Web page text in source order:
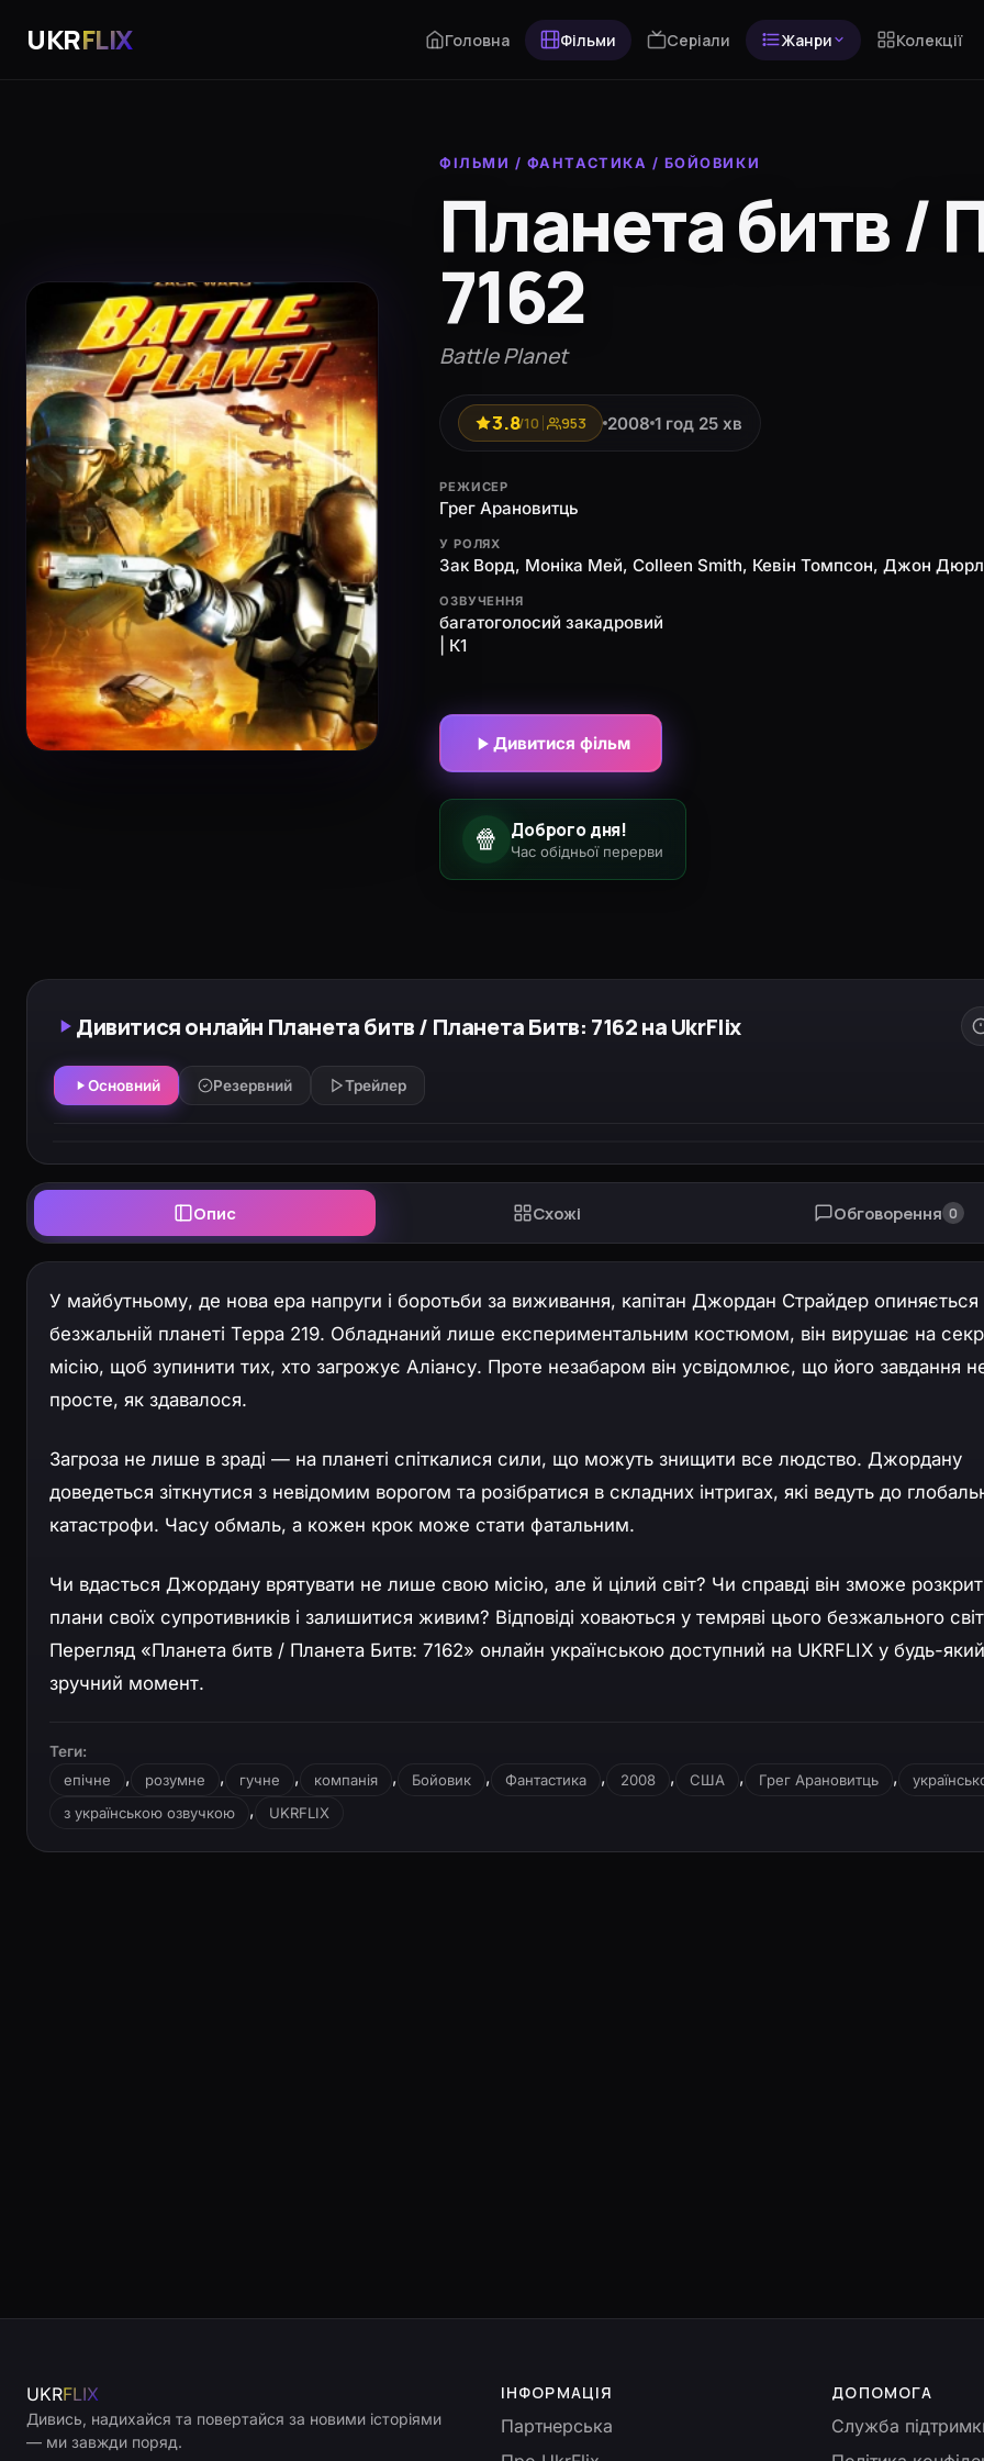
UKRFLIX Головна Фільми Серіали Жанри Колекції
ФІЛЬМИ / ФАНТАСТИКА / БОЙОВИКИ
Планета битв /
7162
Battle Planet
3.8/10 953 2008 1 год 25 хв
РЕЖИСЕР
Грег Арановитць
У РОЛЯХ
Зак Ворд, Моніка Мей, Colleen Smith, Кевін Томпсон, Джон
ОЗВУЧЕННЯ
багатоголосий закадровий
| К1
Дивитися фільм
🍿 Доброго дня!
Час обідньої перерви
Дивитися онлайн Планета битв / Планета Битв: 7162 на UkrFlix
Основний Резервний Трейлер
Опис Схожі Обговорення 0
У майбутньому, де нова ера напруги і боротьби за виживання, капітан Джордан Страйдер опиняється
безжальній планеті Терра 219. Обладнаний лише експериментальним костюмом, він вирушає на
місію, щоб зупинити тих, хто загрожує Аліансу. Проте незабаром він усвідомлює, що його завдання
просте, як здавалося.
Загроза не лише в зраді — на планеті спіткалися сили, що можуть знищити все людство. Джордану
доведеться зіткнутися з невідомим ворогом та розібратися в складних інтригах, які ведуть до
катастрофи. Часу обмаль, а кожен крок може стати фатальним.
Чи вдасться Джордану врятувати не лише свою місію, але й цілий світ? Чи справді він зможе
плани своїх супротивників і залишитися живим? Відповіді ховаються у темряві цього безжального
Перегляд «Планета битв / Планета Битв: 7162» онлайн українською доступний на UKRFLIX у будь-який
зручний момент.
Теги:
епічне
, розумне , гучне , компанія , Бойовик , Фантастика , 2008 , США , Грег Арановитць ,
з українською озвучкою
, UKRFLIX
UKRFLIX
Дивись, надихайся та повертайся за новими історіями
— ми завжди поряд.
ІНФОРМАЦІЯ
Партнерська
ДОПОМОГА
Служба